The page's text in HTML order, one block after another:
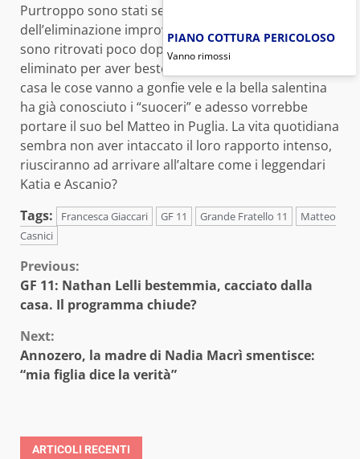
Purtroppo sono stati separati a causa
dell’eliminazione improvvisa di Francesca, ma si
sono ritrovati poco dopo, poiché Matteo è stato
eliminato per aver bestemmiato. Anche fuori dalla
casa le cose vanno a gonfie vele e la bella salentina
ha già conosciuto i “suoceri” e adesso vorrebbe
portare il suo bel Matteo in Puglia. La vita quotidiana
sembra non aver intaccato il loro rapporto intenso,
riusciranno ad arrivare all’altare come i leggendari
Katia e Ascanio?
Tags:
Francesca Giaccari GF 11 Grande Fratello 11
Matteo
Casnici
Continue
Reading
Previous:
GF 11: Nathan Lelli bestemmia, cacciato dalla
casa. Il programma chiude?
Next:
Annozero, la madre di Nadia Macrì smentisce:
“mia figlia dice la verità”
ARTICOLI RECENTI
PIANO COTTURA PERICOLOSO
Vanno rimossi